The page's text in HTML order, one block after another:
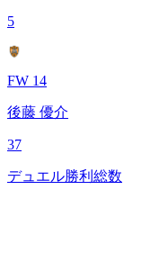
5
FW 14
後藤 優介
37
デュエル勝利総数